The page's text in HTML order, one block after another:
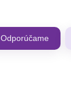
Odporúčame